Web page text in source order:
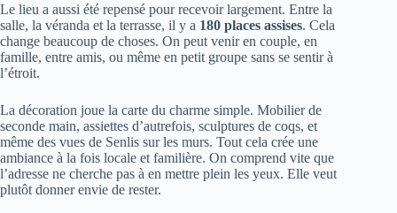
Le lieu a aussi été repensé pour recevoir largement. Entre la
salle, la véranda et la terrasse, il y a 180 places assises. Cela
change beaucoup de choses. On peut venir en couple, en
famille, entre amis, ou même en petit groupe sans se sentir à
l’étroit.
La décoration joue la carte du charme simple. Mobilier de
seconde main, assiettes d’autrefois, sculptures de coqs, et
même des vues de Senlis sur les murs. Tout cela crée une
ambiance à la fois locale et familière. On comprend vite que
l’adresse ne cherche pas à en mettre plein les yeux. Elle veut
plutôt donner envie de rester.